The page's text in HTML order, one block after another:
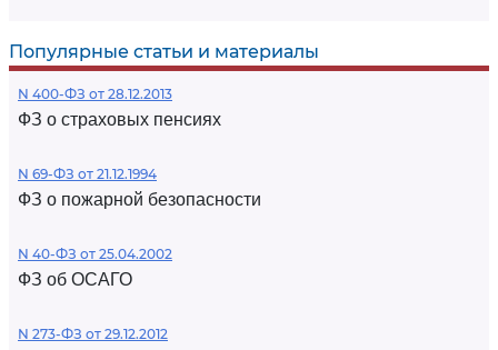
Популярные статьи и материалы
N 400-ФЗ от 28.12.2013
ФЗ о страховых пенсиях
N 69-ФЗ от 21.12.1994
ФЗ о пожарной безопасности
N 40-ФЗ от 25.04.2002
ФЗ об ОСАГО
N 273-ФЗ от 29.12.2012